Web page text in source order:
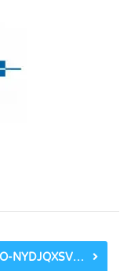
PLANON-LOGO-NYDJQXSVEAPV68WPO5JHU5AX3S0KNXB5AS91U31V2G